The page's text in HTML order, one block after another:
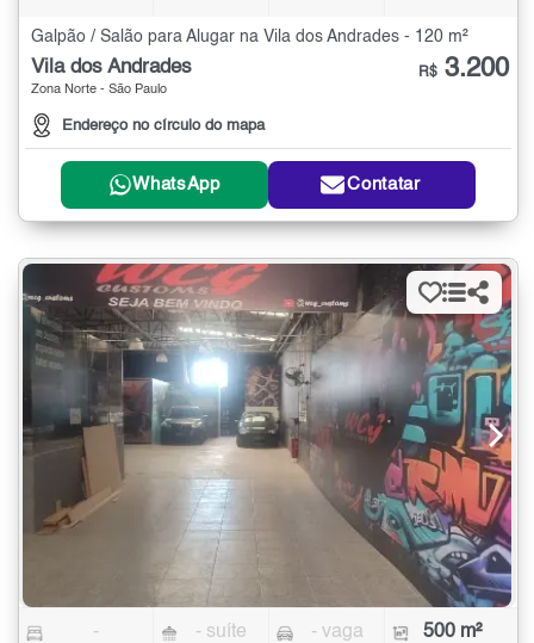
Galpão / Salão para Alugar na Vila dos Andrades - 120 m²
Vila dos Andrades
Zona Norte - São Paulo
Endereço no círculo do mapa
R$ 3.200
WhatsApp Contatar
- - suíte - vaga 500 m²